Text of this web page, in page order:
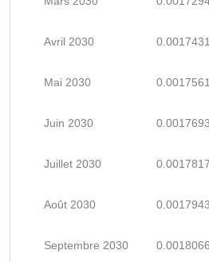
Avril 2030
Mai 2030
Juin 2030
Juillet 2030
Août 2030
Septembre 2030